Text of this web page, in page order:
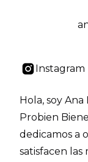
Instagram
Hola, soy
Probien
dedicamos a
satisfacen las